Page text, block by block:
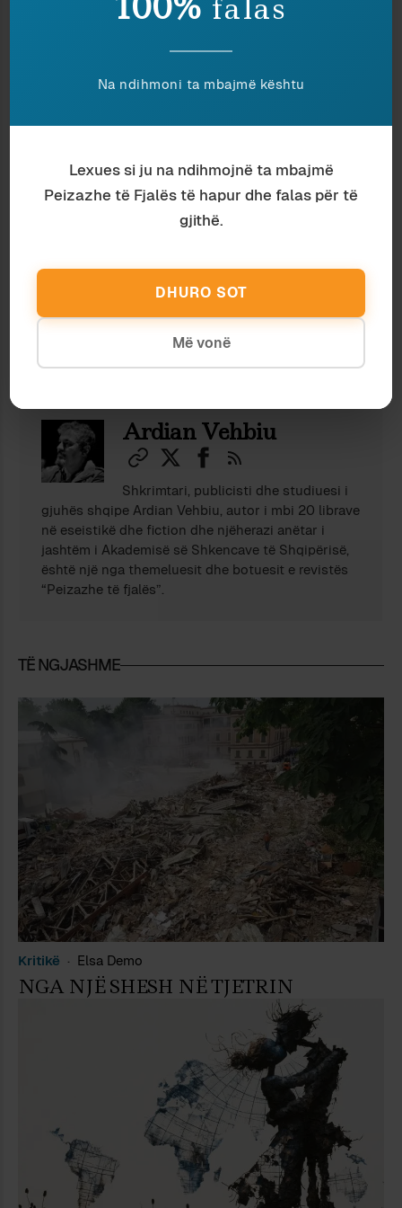
Nëse ju pëlqeu ky shkrim, lutemi konsideroni
përpjekjet tona.
Ardian Vehbiu
Shkrimtari, publicisti dhe studiuesi i
gjuhës shqipe Ardian Vehbiu, autor i mbi 20 librave
në eseistikë dhe fiction dhe njëherazi anëtar i
jashtëm i Akademisë së Shkencave të Shqipërisë,
është një nga themeluesit dhe botuesit e revistës
“Peizazhe të fjalës”.
TË NGJASHME
Kritikë Elsa Demo
NGA NJË SHESH NË TJETRIN
falas
Na ndihmoni ta mbajmë kështu
Lexues si ju na ndihmojnë ta mbajmë
Peizazhe të Fjalës të hapur dhe falas për të
gjithë.
DHURO SOT
Më vonë